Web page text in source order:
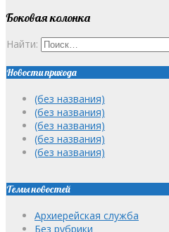
Боковая колонка
Найти:
Новости прихода
(без названия)
(без названия)
(без названия)
(без названия)
(без названия)
Темы новостей
Архиерейская служба
Без рубрики